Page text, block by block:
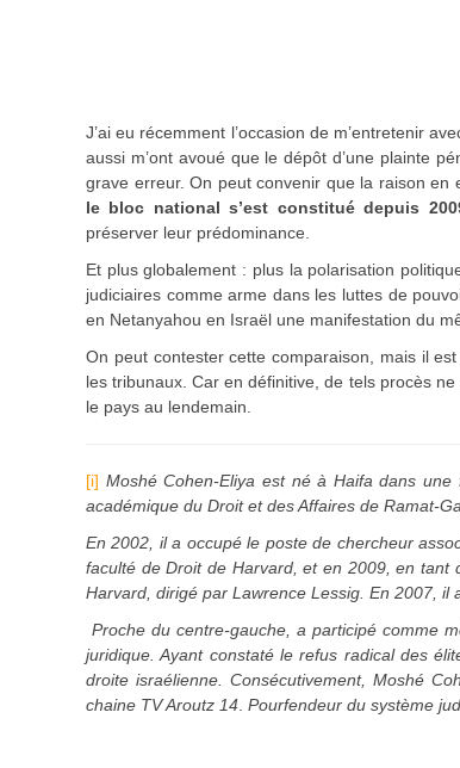
J’ai eu récemment l’occasion de m’entretenir
aussi m’ont avoué que le dépôt d’une plainte
grave erreur. On peut convenir que la raison en
le bloc national s’est constitué depuis
préserver leur prédominance.
Et plus globalement : plus la polarisation
judiciaires comme arme dans les luttes de
en Netanyahou en Israël une manifestation du
On peut contester cette comparaison, mais il
les tribunaux. Car en définitive, de tels procès
le pays au lendemain.
[i] Moshé Cohen-Eliya est né à Haifa dans une
académique du Droit et des Affaires de Ramat-
En 2002, il a occupé le poste de chercheur
faculté de Droit de Harvard, et en 2009, en tant
Harvard, dirigé par Lawrence Lessig. En 2007, il
Proche du centre-gauche, a participé comme
juridique. Ayant constaté le refus radical des
droite israélienne. Consécutivement, Moshé
chaine TV Aroutz 14 Pourfendeur du système